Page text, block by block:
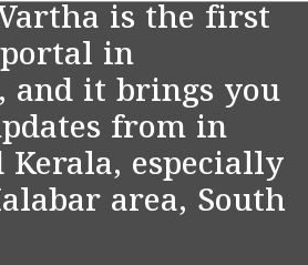
is the first
in
and it brings you
from in
Kerala, especially
area, South